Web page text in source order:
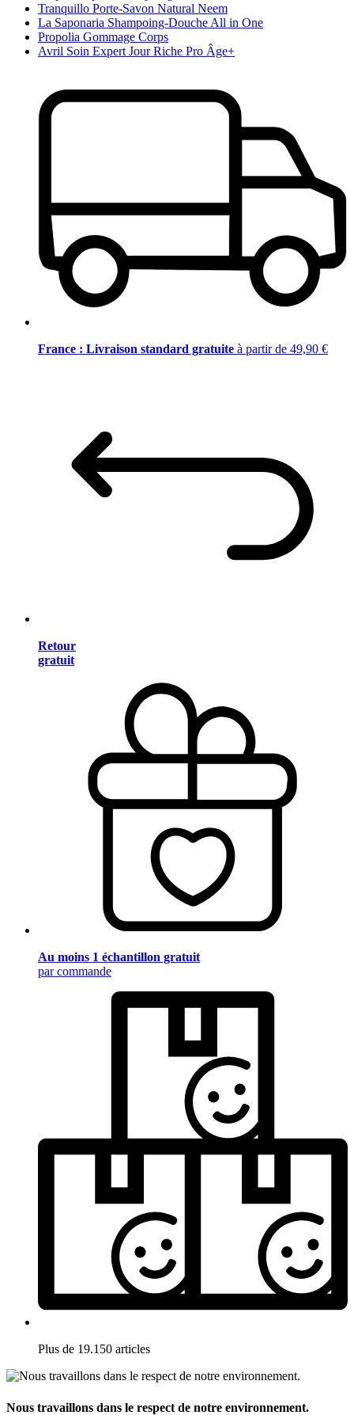
Tranquillo Porte-Savon Natural Neem
La Saponaria Shampoing-Douche All in One
Propolia Gommage Corps
Avril Soin Expert Jour Riche Pro Âge+
France : Livraison standard gratuite à partir de 49,90 €
Retour
gratuit
Au moins 1 échantillon gratuit
par commande
Plus de 19.150 articles
Nous travaillons dans le respect de notre environnement.